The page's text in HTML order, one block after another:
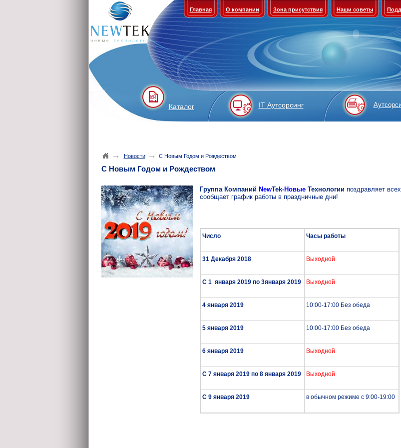
Главная О компании Зона присутствия Наши советы
Каталог IT Аутсорсинг
→ Новости → C Новым Годом и Рождеством
C Новым Годом и Рождеством
Группа Компаний NewTek-НовыеТехнологиипоздравляет
сообщает график работы в праздничные дни!
Число Часы работы
31 Декабря 2018 Выходной
С 1 января 2019 по 3января 2019 Выходной
4 января 2019 10:00-17:00 Без обеда
5 января 2019 10:00-17:00 Без обеда
6 января 2019 Выходной
С 7 января 2019 по 8 января 2019 Выходной
С 9 января 2019 в обычном режиме с 9:00-19:00